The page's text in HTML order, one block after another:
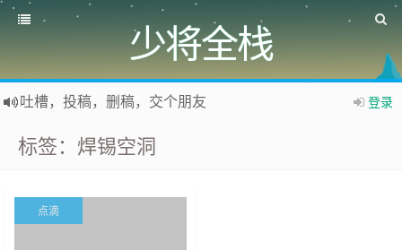
少将全栈
登录
吐槽，投稿，删稿，交个朋友
标签：焊锡空洞
点滴